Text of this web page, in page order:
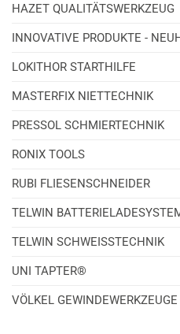
HAZET QUALITÄTSWERKZEUG
INNOVATIVE PRODUKTE -
LOKITHOR STARTHILFE
MASTERFIX NIETTECHNIK
PRESSOL SCHMIERTECHNIK
RONIX TOOLS
RUBI FLIESENSCHNEIDER
TELWIN
TELWIN SCHWEISSTECHNIK
UNI TAPTER®
VÖLKEL GEWINDEWERKZEUGE